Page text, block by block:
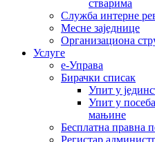
стварима
Служба интерне
Месне заједнице
Организациона
Услуге
е-Управа
Бирачки списак
Упит у
Упит у
мањине
Бесплатна правна
Регистар